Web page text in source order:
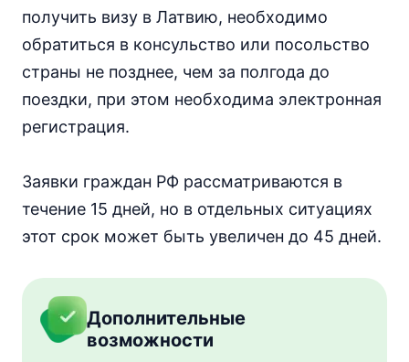
получить визу в Латвию, необходимо
обратиться в консульство или посольство
страны не позднее, чем за полгода до
поездки, при этом необходима электронная
регистрация.
Заявки граждан РФ рассматриваются в
течение 15 дней, но в отдельных ситуациях
этот срок может быть увеличен до 45 дней.
Дополнительные
возможности